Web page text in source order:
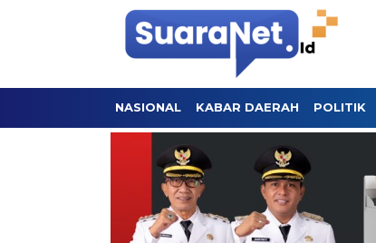
NASIONAL KABAR DAERAH POLITIK